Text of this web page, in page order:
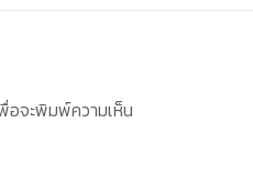
อจะพิมพ์ความเห็น